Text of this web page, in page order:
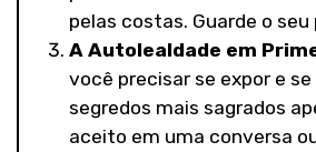
pelas costas. Guarde o
A Autolealdade em
você precisar se expor e
segredos mais sagrados
aceito em uma conversa